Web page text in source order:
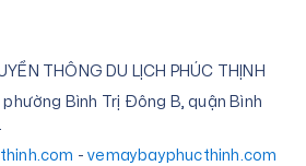
THÔNG DU LỊCH PHÚC THỊNH
Bình Trị Đông B, quận Bình
-vemaybayphucthinh.com